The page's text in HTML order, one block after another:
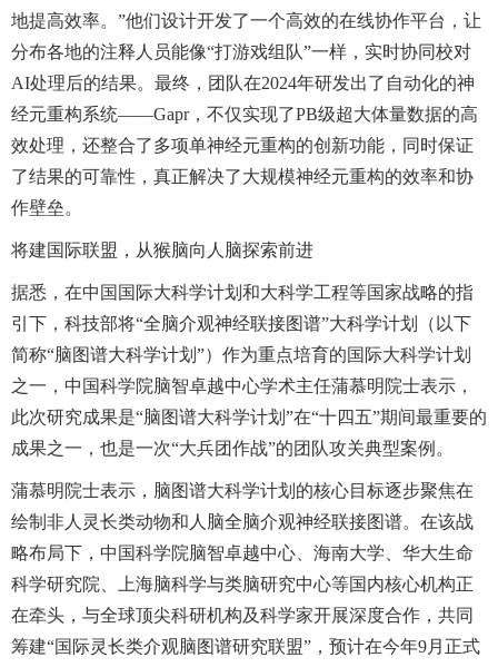
地提高效率。”他们设计开发了一个高效的在线协作平台，让
分布各地的注释人员能像“打游戏组队”一样，实时协同校对
AI处理后的结果。最终，团队在2024年研发出了自动化的神
经元重构系统——Gapr，不仅实现了PB级超大体量数据的高
效处理，还整合了多项单神经元重构的创新功能，同时保证
了结果的可靠性，真正解决了大规模神经元重构的效率和协
作壁垒。
将建国际联盟，从猴脑向人脑探索前进
据悉，在中国国际大科学计划和大科学工程等国家战略的指
引下，科技部将“全脑介观神经联接图谱”大科学计划（以下
简称“脑图谱大科学计划”）作为重点培育的国际大科学计划
之一，中国科学院脑智卓越中心学术主任蒲慕明院士表示，
此次研究成果是“脑图谱大科学计划”在“十四五”期间最重要的
成果之一，也是一次“大兵团作战”的团队攻关典型案例。
蒲慕明院士表示，脑图谱大科学计划的核心目标逐步聚焦在
绘制非人灵长类动物和人脑全脑介观神经联接图谱。在该战
略布局下，中国科学院脑智卓越中心、海南大学、华大生命
科学研究院、上海脑科学与类脑研究中心等国内核心机构正
在牵头，与全球顶尖科研机构及科学家开展深度合作，共同
筹建“国际灵长类介观脑图谱研究联盟”，预计在今年9月正式